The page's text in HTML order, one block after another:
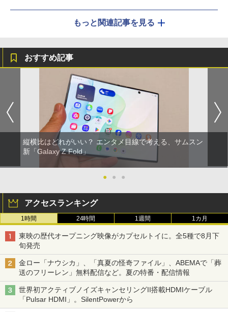
もっと関連記事を見る
おすすめ記事
縦横比はどれがいい？ エンタメ目線で考える、サムスン
新「Galaxy Z Fold」
● ● ●
アクセスランキング
1時間 24時間 1週間 1カ月
東映の歴代オープニング映像がカプセルトイに。全5種で8月下
旬発売
金ロー「ナウシカ」、「真夏の怪奇ファイル」、ABEMAで「葬
送のフリーレン」無料配信など。夏の特番・配信情報
世界初アクティブノイズキャンセリングII搭載HDMIケーブル
「Pulsar HDMI」。SilentPowerから